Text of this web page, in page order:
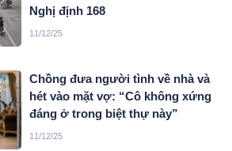
Nghị định 168
11/12/25
Chồng đưa người tình về nhà và
hét vào mặt vợ: “Cô không xứng
đáng ở trong biệt thự này”
11/12/25